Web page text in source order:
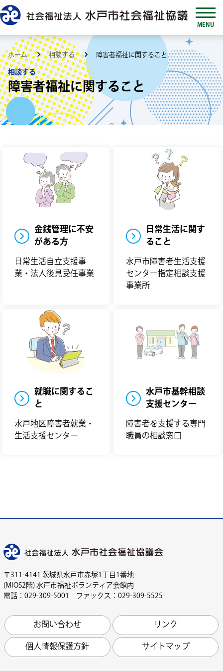
MENU
ホーム 相談する 障害者福祉に関すること
相談する
障害者福祉に関すること
金銭管理に不安
がある方
日常生活自立支援事
業・法人後見受任事業
日常生活に関す
ること
水戸市障害者生活支援
センター指定相談支援
事業所
就職に関するこ
と
水戸地区障害者就業・
生活支援センター
水戸市基幹相談
支援センター
障害者を支援する専門
職員の相談窓口
〒311-4141 茨城県水戸市赤塚1丁目1番地
(MIOS2階) 水戸市福祉ボランティア会館内
電話：029-309-5001 ファックス：029-309-5525
お問い合わせ
リンク
個人情報保護方針
サイトマップ